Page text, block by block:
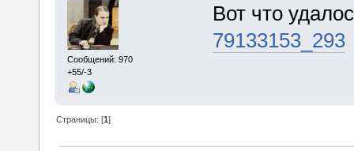
Сообщений: 970
+55/-3
Вот что
79133153_293
Страницы: [1]